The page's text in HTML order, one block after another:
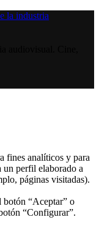
fines analíticos y para
un perfil elaborado a
páginas visitadas).
botón “Aceptar” o
“Configurar”.